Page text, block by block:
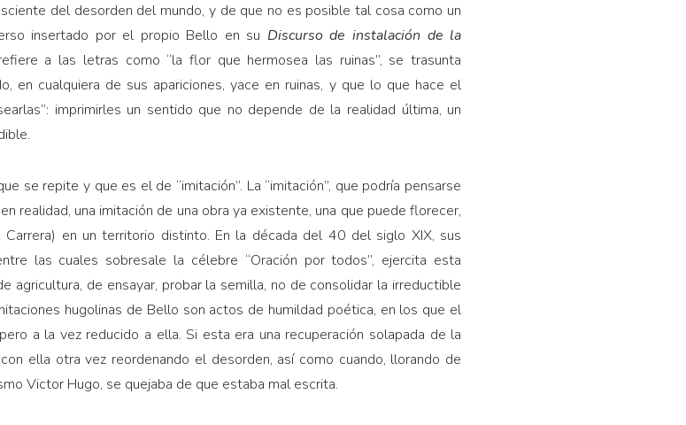
del desorden del mundo, y de que no es posible tal cosa como un
insertado por el propio Bello en su Discurso de instala­ción de la
a las letras como “la flor que hermosea las ruinas”, se trasunta
en cualquiera de sus apariciones, yace en ruinas, y que lo que hace el
imprimirles un sentido que no depende de la realidad última, un
se repite y que es el de “imitación”. La “imitación”, que podría pensarse
realidad, una imitación de una obra ya existente, una que puede florecer,
Carrera) en un territorio distinto. En la década del 40 del siglo XIX, sus
las cuales sobresale la célebre “Oración por todos”, ejercita esta
agricultura, de ensayar, probar la semilla, no de consolidar la irreductible
hugolinas de Bello son actos de humildad poética, en los que el
a la vez reducido a ella. Si esta era una recuperación solapada de la
ella otra vez reordenando el desorden, así como cuando, llorando de
Victor Hugo, se quejaba de que estaba mal escrita.